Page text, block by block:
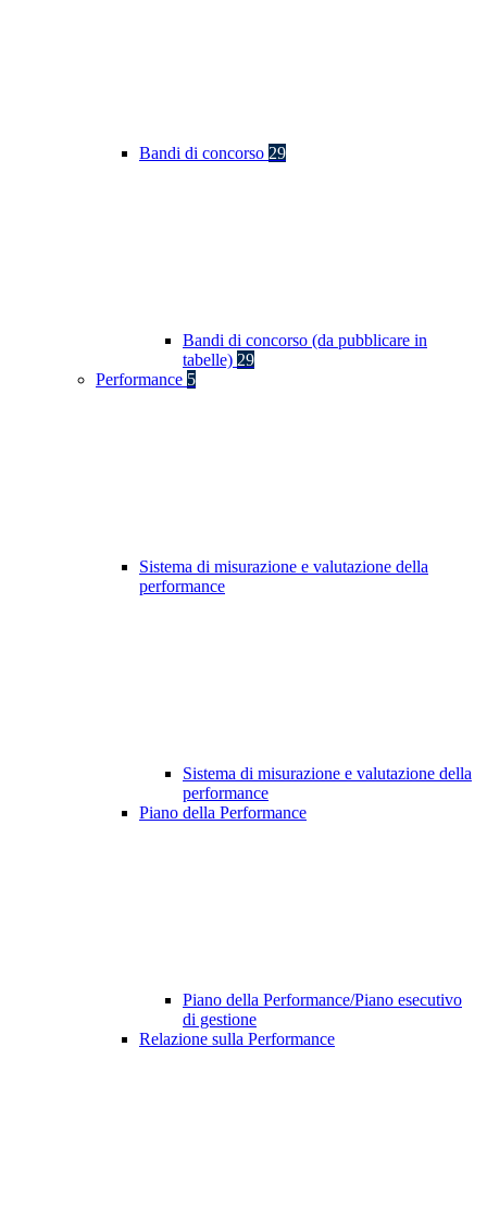
Bandi di concorso 29
Bandi di concorso (da pubblicare in
tabelle) 29
Performance 5
Sistema di misurazione e valutazione della
performance
Sistema di misurazione e valutazione della
performance
Piano della Performance
Piano della Performance/Piano esecutivo
di gestione
Relazione sulla Performance